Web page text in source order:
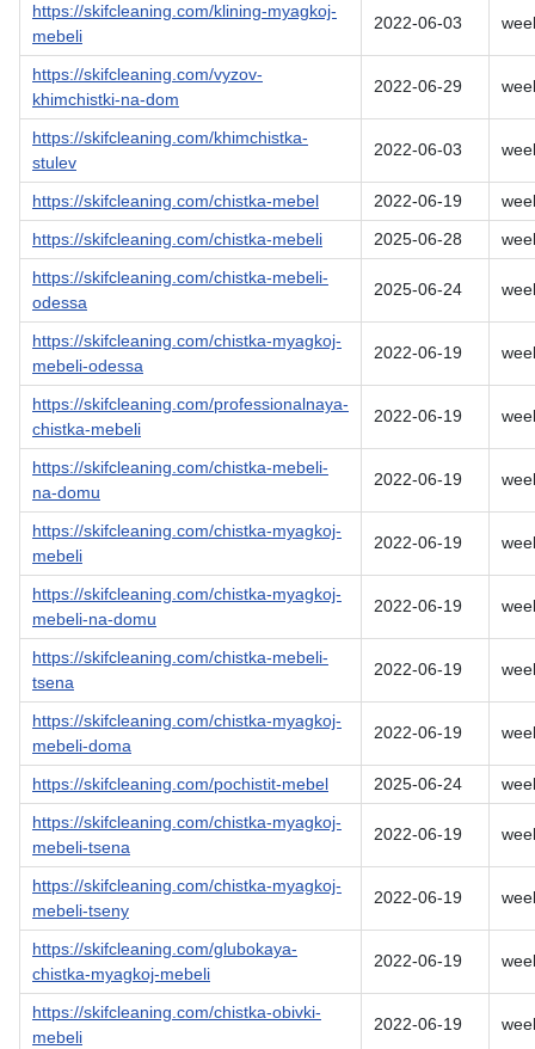
https://skifcleaning.com/klining-myagkoj-
mebeli
2022-06-03
https://skifcleaning.com/vyzov-
khimchistki-na-dom
2022-06-29
https://skifcleaning.com/khimchistka-
stulev
2022-06-03
https://skifcleaning.com/chistka-mebel 2022-06-19
https://skifcleaning.com/chistka-mebeli
2025-06-28
https://skifcleaning.com/chistka-mebeli-
odessa
2025-06-24
https://skifcleaning.com/chistka-myagkoj-
mebeli-odessa
2022-06-19
https://skifcleaning.com/professionalnaya-
chistka-mebeli
2022-06-19
https://skifcleaning.com/chistka-mebeli-
na-domu
2022-06-19
https://skifcleaning.com/chistka-myagkoj-
mebeli
2022-06-19
https://skifcleaning.com/chistka-myagkoj-
mebeli-na-domu
2022-06-19
https://skifcleaning.com/chistka-mebeli-
tsena
2022-06-19
https://skifcleaning.com/chistka-myagkoj-
mebeli-doma
2022-06-19
https://skifcleaning.com/pochistit-mebel 2025-06-24
https://skifcleaning.com/chistka-myagkoj-
mebeli-tsena
2022-06-19
https://skifcleaning.com/chistka-myagkoj-
mebeli-tseny
2022-06-19
https://skifcleaning.com/glubokaya-
chistka-myagkoj-mebeli
2022-06-19
https://skifcleaning.com/chistka-obivki-
mebeli
2022-06-19